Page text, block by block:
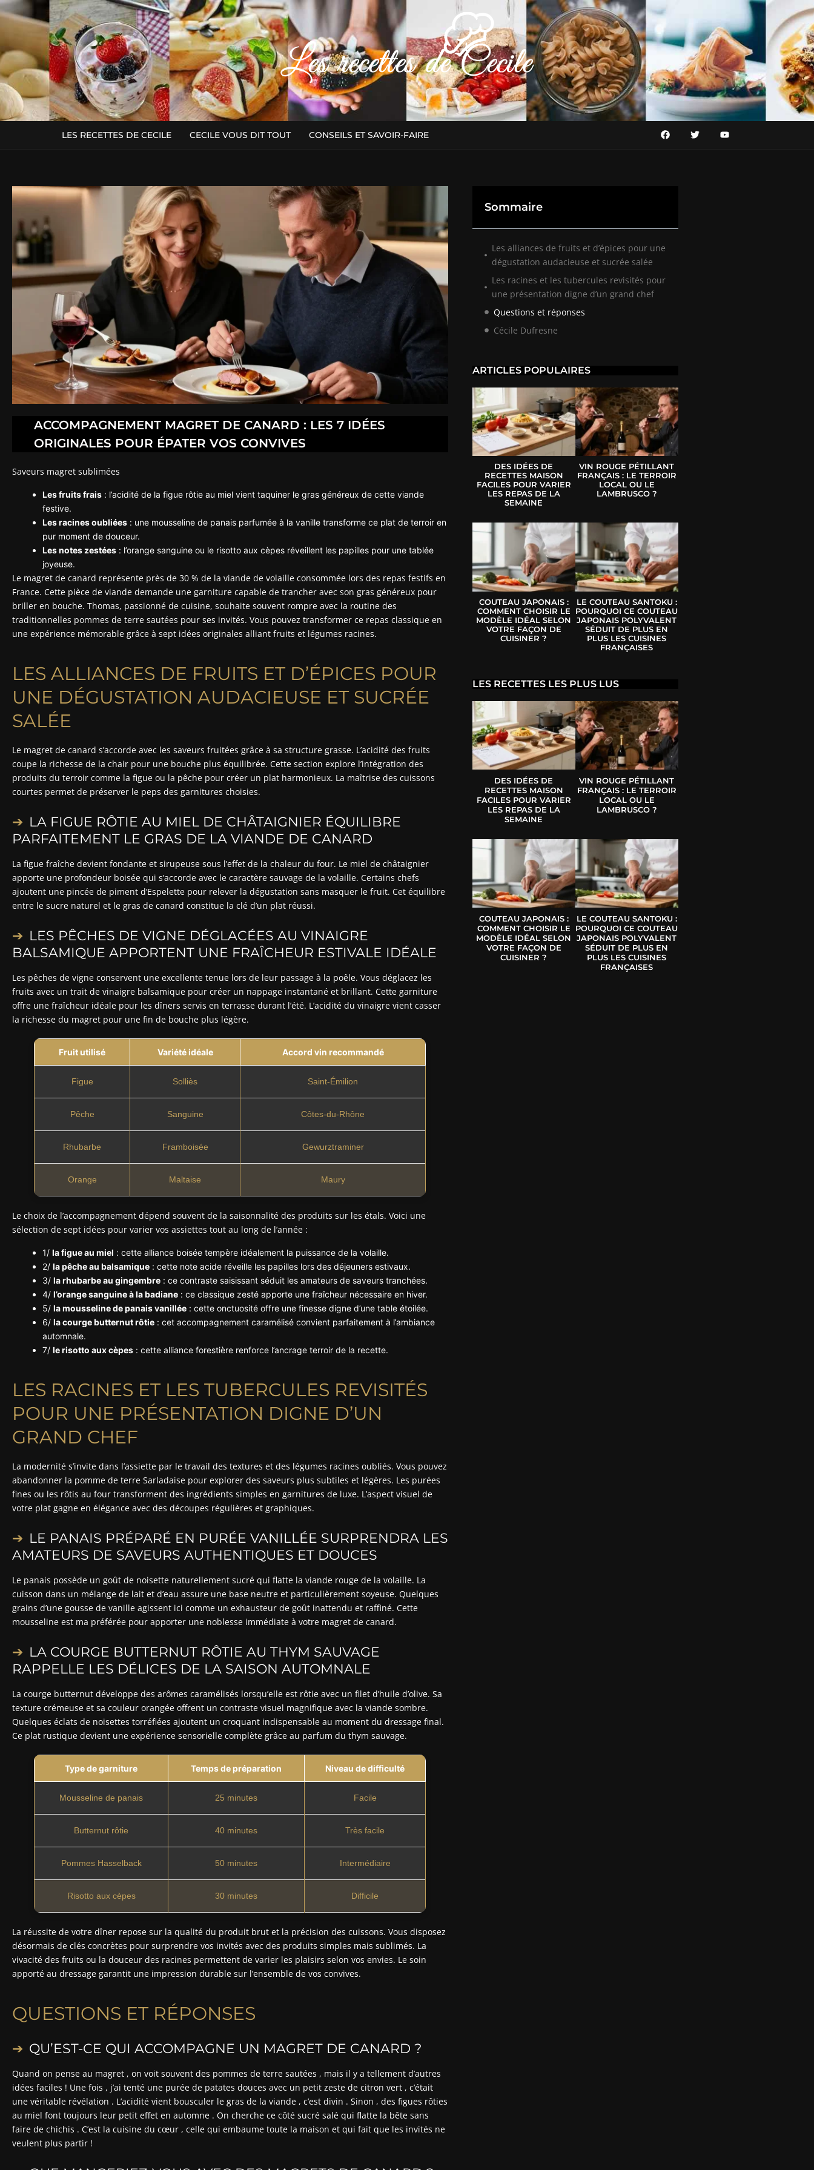
LES RECETTES DE CECILE CECILE VOUS DIT TOUT CONSEILS ET SAVOIR-FAIRE
ACCOMPAGNEMENT MAGRET DE CANARD : LES 7 IDÉES
ORIGINALES POUR ÉPATER VOS CONVIVES
Saveurs magret sublimées
Les fruits frais : l’acidité de la figue rôtie au miel vient taquiner le gras généreux de cette viande
festive.
Les racines oubliées : une mousseline de panais parfumée à la vanille transforme ce plat de terroir en
pur moment de douceur.
Les notes zestées : l’orange sanguine ou le risotto aux cèpes réveillent les papilles pour une tablée
joyeuse.
Le magret de canard représente près de 30 % de la viande de volaille consommée lors des repas festifs en
France. Cette pièce de viande demande une garniture capable de trancher avec son gras généreux pour
briller en bouche. Thomas, passionné de cuisine, souhaite souvent rompre avec la routine des
traditionnelles pommes de terre sautées pour ses invités. Vous pouvez transformer ce repas classique en
une expérience mémorable grâce à sept idées originales alliant fruits et légumes racines.
LES ALLIANCES DE FRUITS ET D’ÉPICES POUR
UNE DÉGUSTATION AUDACIEUSE ET SUCRÉE
SALÉE
Le magret de canard s’accorde avec les saveurs fruitées grâce à sa structure grasse. L’acidité des fruits
coupe la richesse de la chair pour une bouche plus équilibrée. Cette section explore l’intégration des
produits du terroir comme la figue ou la pêche pour créer un plat harmonieux. La maîtrise des cuissons
courtes permet de préserver le peps des garnitures choisies.
LA FIGUE RÔTIE AU MIEL DE CHÂTAIGNIER ÉQUILIBRE
PARFAITEMENT LE GRAS DE LA VIANDE DE CANARD
La figue fraîche devient fondante et sirupeuse sous l’effet de la chaleur du four. Le miel de châtaignier
apporte une profondeur boisée qui s’accorde avec le caractère sauvage de la volaille. Certains chefs
ajoutent une pincée de piment d’Espelette pour relever la dégustation sans masquer le fruit. Cet équilibre
entre le sucre naturel et le gras de canard constitue la clé d’un plat réussi.
LES PÊCHES DE VIGNE DÉGLACÉES AU VINAIGRE
BALSAMIQUE APPORTENT UNE FRAÎCHEUR ESTIVALE IDÉALE
Les pêches de vigne conservent une excellente tenue lors de leur passage à la poêle. Vous déglacez les
fruits avec un trait de vinaigre balsamique pour créer un nappage instantané et brillant. Cette garniture
offre une fraîcheur idéale pour les dîners servis en terrasse durant l’été. L’acidité du vinaigre vient casser
la richesse du magret pour une fin de bouche plus légère.
Fruit utilisé Variété idéale Accord vin recommandé
Figue Solliès Saint-Émilion
Pêche Sanguine Côtes-du-Rhône
Rhubarbe Framboisée Gewurztraminer
Orange Maltaise Maury
Le choix de l’accompagnement dépend souvent de la saisonnalité des produits sur les étals. Voici une
sélection de sept idées pour varier vos assiettes tout au long de l’année :
1/ la figue au miel : cette alliance boisée tempère idéalement la puissance de la volaille.
2/ la pêche au balsamique : cette note acide réveille les papilles lors des déjeuners estivaux.
3/ la rhubarbe au gingembre : ce contraste saisissant séduit les amateurs de saveurs tranchées.
4/ l’orange sanguine à la badiane : ce classique zesté apporte une fraîcheur nécessaire en hiver.
5/ la mousseline de panais vanillée : cette onctuosité offre une finesse digne d’une table étoilée.
6/ la courge butternut rôtie : cet accompagnement caramélisé convient parfaitement à l’ambiance
automnale.
7/ le risotto aux cèpes : cette alliance forestière renforce l’ancrage terroir de la recette.
LES RACINES ET LES TUBERCULES REVISITÉS
POUR UNE PRÉSENTATION DIGNE D’UN
GRAND CHEF
La modernité s’invite dans l’assiette par le travail des textures et des légumes racines oubliés. Vous pouvez
abandonner la pomme de terre Sarladaise pour explorer des saveurs plus subtiles et légères. Les purées
fines ou les rôtis au four transforment des ingrédients simples en garnitures de luxe. L’aspect visuel de
votre plat gagne en élégance avec des découpes régulières et graphiques.
LE PANAIS PRÉPARÉ EN PURÉE VANILLÉE SURPRENDRA LES
AMATEURS DE SAVEURS AUTHENTIQUES ET DOUCES
Le panais possède un goût de noisette naturellement sucré qui flatte la viande rouge de la volaille. La
cuisson dans un mélange de lait et d’eau assure une base neutre et particulièrement soyeuse. Quelques
grains d’une gousse de vanille agissent ici comme un exhausteur de goût inattendu et raffiné. Cette
mousseline est ma préférée pour apporter une noblesse immédiate à votre magret de canard.
LA COURGE BUTTERNUT RÔTIE AU THYM SAUVAGE
RAPPELLE LES DÉLICES DE LA SAISON AUTOMNALE
La courge butternut développe des arômes caramélisés lorsqu’elle est rôtie avec un filet d’huile d’olive. Sa
texture crémeuse et sa couleur orangée offrent un contraste visuel magnifique avec la viande sombre.
Quelques éclats de noisettes torréfiées ajoutent un croquant indispensable au moment du dressage final.
Ce plat rustique devient une expérience sensorielle complète grâce au parfum du thym sauvage.
Type de garniture Temps de préparation Niveau de difficulté
Mousseline de panais 25 minutes Facile
Butternut rôtie 40 minutes Très facile
Pommes Hasselback 50 minutes Intermédiaire
Risotto aux cèpes 30 minutes Difficile
La réussite de votre dîner repose sur la qualité du produit brut et la précision des cuissons. Vous disposez
désormais de clés concrètes pour surprendre vos invités avec des produits simples mais sublimés. La
vivacité des fruits ou la douceur des racines permettent de varier les plaisirs selon vos envies. Le soin
apporté au dressage garantit une impression durable sur l’ensemble de vos convives.
QUESTIONS ET RÉPONSES
QU’EST-CE QUI ACCOMPAGNE UN MAGRET DE CANARD ?
Quand on pense au magret , on voit souvent des pommes de terre sautées , mais il y a tellement d’autres
idées faciles ! Une fois , j’ai tenté une purée de patates douces avec un petit zeste de citron vert , c’était
une véritable révélation . L’acidité vient bousculer le gras de la viande , c’est divin . Sinon , des figues rôties
au miel font toujours leur petit effet en automne . On cherche ce côté sucré salé qui flatte la bête sans
faire de chichis . C’est la cuisine du cœur , celle qui embaume toute la maison et qui fait que les invités ne
veulent plus partir !
Sommaire
Les alliances de fruits et d’épices pour une
dégustation audacieuse et sucrée salée
Les racines et les tubercules revisités pour
une présentation digne d’un grand chef
Questions et réponses
Cécile Dufresne
ARTICLES POPULAIRES
DES IDÉES DE
RECETTES MAISON
FACILES POUR VARIER
LES REPAS DE LA
SEMAINE
VIN ROUGE PÉTILLANT
FRANÇAIS : LE TERROIR
LOCAL OU LE
LAMBRUSCO ?
COUTEAU JAPONAIS :
COMMENT CHOISIR LE
MODÈLE IDÉAL SELON
VOTRE FAÇON DE
CUISINER ?
LE COUTEAU SANTOKU :
POURQUOI CE COUTEAU
JAPONAIS POLYVALENT
SÉDUIT DE PLUS EN
PLUS LES CUISINES
FRANÇAISES
LES RECETTES LES PLUS LUS
DES IDÉES DE
RECETTES MAISON
FACILES POUR VARIER
LES REPAS DE LA
SEMAINE
VIN ROUGE PÉTILLANT
FRANÇAIS : LE TERROIR
LOCAL OU LE
LAMBRUSCO ?
COUTEAU JAPONAIS :
COMMENT CHOISIR LE
MODÈLE IDÉAL SELON
VOTRE FAÇON DE
CUISINER ?
LE COUTEAU SANTOKU :
POURQUOI CE COUTEAU
JAPONAIS POLYVALENT
SÉDUIT DE PLUS EN
PLUS LES CUISINES
FRANÇAISES